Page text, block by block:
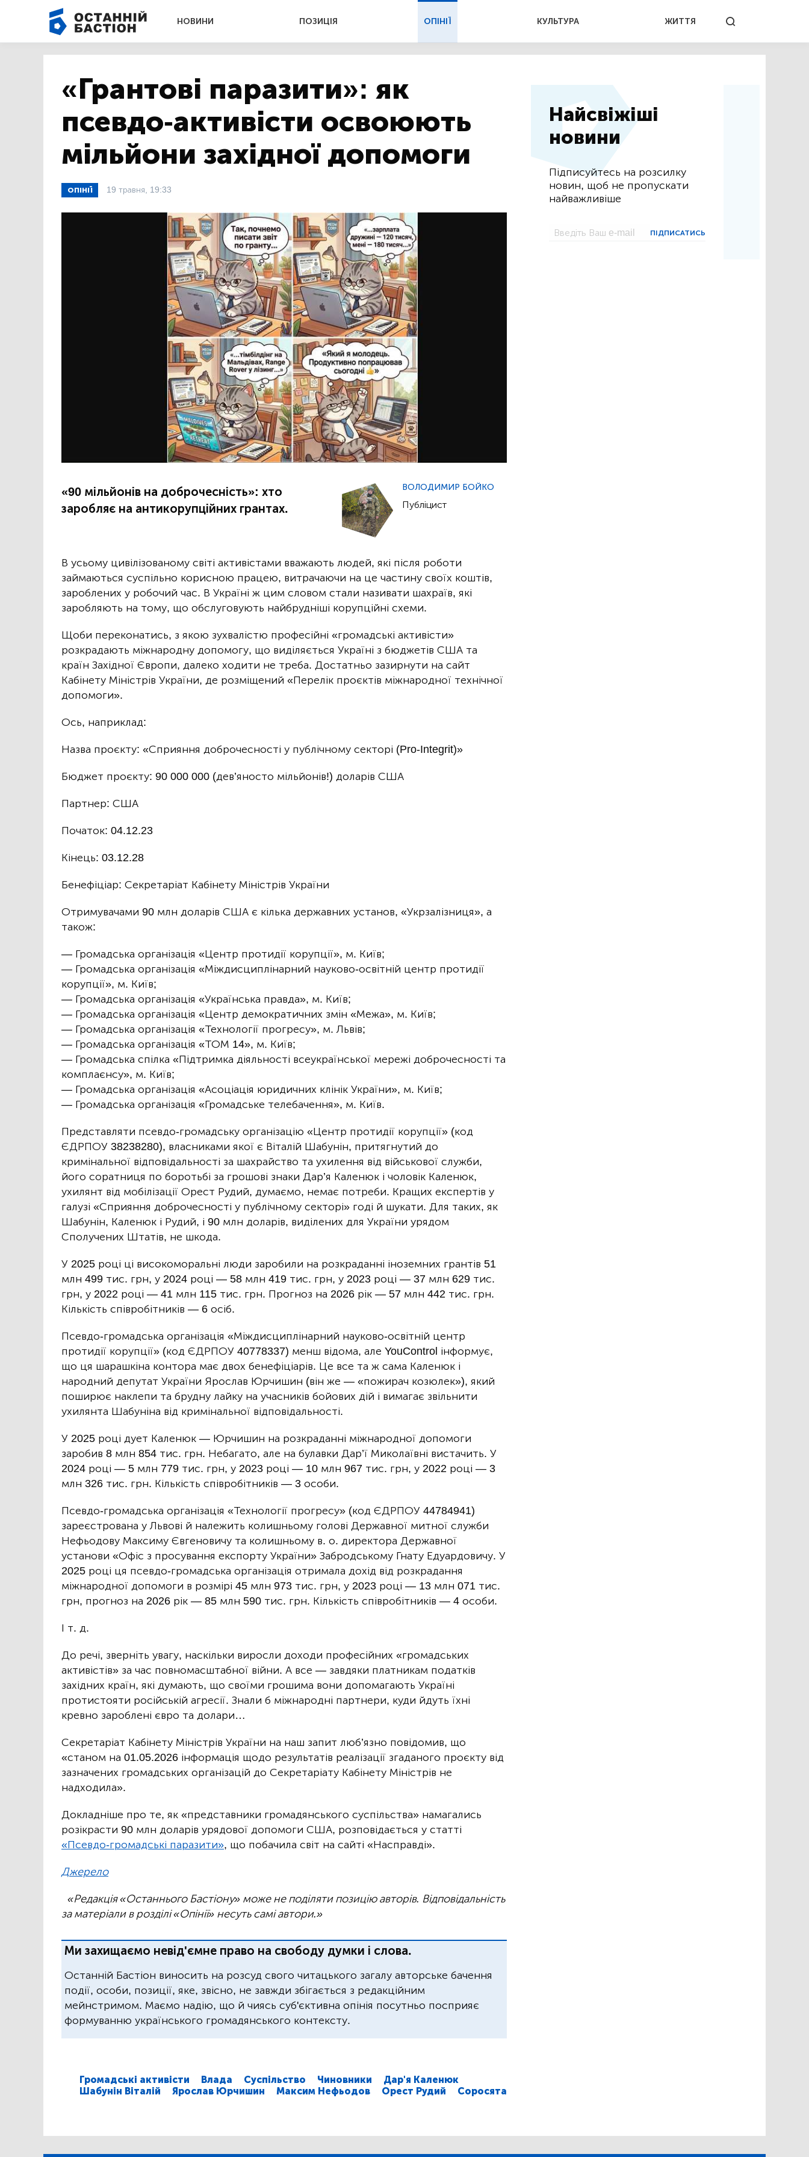
НОВИНИ ПОЗИЦІЯ ОПІНІЇ КУЛЬТУРА ЖИТТЯ
«Грантові паразити»: як
псевдо-активісти освоюють
мільйони західної допомоги
ОПІНІЇ 19 травня, 19:33
«90 мільйонів на доброчесність»: хто
заробляє на антикорупційних грантах.
ВОЛОДИМИР БОЙКО
Публіцист
В усьому цивілізованому світі активістами вважають людей, які після роботи
займаються суспільно корисною працею, витрачаючи на це частину своїх коштів,
зароблених у робочий час. В Україні ж цим словом стали називати шахраїв, які
заробляють на тому, що обслуговують найбрудніші корупційні схеми.
Щоби переконатись, з якою зухвалістю професійні «громадські активісти»
розкрадають міжнародну допомогу, що виділяється Україні з бюджетів США та
країн Західної Європи, далеко ходити не треба. Достатньо зазирнути на сайт
Кабінету Міністрів України, де розміщений «Перелік проєктів міжнародної технічної
допомоги».
Ось, наприклад:
Назва проєкту: «Сприяння доброчесності у публічному секторі (Pro-Integrit)»
Бюджет проєкту: 90 000 000 (дев’яносто мільйонів!) доларів США
Партнер: США
Початок: 04.12.23
Кінець: 03.12.28
Бенефіціар: Секретаріат Кабінету Міністрів України
Отримувачами 90 млн доларів США є кілька державних установ, «Укрзалізниця», а
також:
— Громадська організація «Центр протидії корупції», м. Київ;
— Громадська організація «Міждисциплінарний науково-освітній центр протидії
корупції», м. Київ;
— Громадська організація «Українська правда», м. Київ;
— Громадська організація «Центр демократичних змін «Межа», м. Київ;
— Громадська організація «Технології прогресу», м. Львів;
— Громадська організація «ТОМ 14», м. Київ;
— Громадська спілка «Підтримка діяльності всеукраїнської мережі доброчесності та
комплаєнсу», м. Київ;
— Громадська організація «Асоціація юридичних клінік України», м. Київ;
— Громадська організація «Громадське телебачення», м. Київ.
Представляти псевдо-громадську організацію «Центр протидії корупції» (код
ЄДРПОУ 38238280), власниками якої є Віталій Шабунін, притягнутий до
кримінальної відповідальності за шахрайство та ухилення від військової служби,
його соратниця по боротьбі за грошові знаки Дар’я Каленюк і чоловік Каленюк,
ухилянт від мобілізації Орест Рудий, думаємо, немає потреби. Кращих експертів у
галузі «Сприяння доброчесності у публічному секторі» годі й шукати. Для таких, як
Шабунін, Каленюк і Рудий, і 90 млн доларів, виділених для України урядом
Сполучених Штатів, не шкода.
У 2025 році ці високоморальні люди заробили на розкраданні іноземних грантів 51
млн 499 тис. грн, у 2024 році — 58 млн 419 тис. грн, у 2023 році — 37 млн 629 тис.
грн, у 2022 році — 41 млн 115 тис. грн. Прогноз на 2026 рік — 57 млн 442 тис. грн.
Кількість співробітників — 6 осіб.
Псевдо-громадська організація «Міждисциплінарний науково-освітній центр
протидії корупції» (код ЄДРПОУ 40778337) менш відома, але YouControl інформує,
що ця шарашкіна контора має двох бенефіціарів. Це все та ж сама Каленюк і
народний депутат України Ярослав Юрчишин (він же — «пожирач козюлек»), який
поширює наклепи та брудну лайку на учасників бойових дій і вимагає звільнити
ухилянта Шабуніна від кримінальної відповідальності.
У 2025 році дует Каленюк — Юрчишин на розкраданні міжнародної допомоги
заробив 8 млн 854 тис. грн. Небагато, але на булавки Дар’ї Миколаївні вистачить. У
2024 році — 5 млн 779 тис. грн, у 2023 році — 10 млн 967 тис. грн, у 2022 році — 3
млн 326 тис. грн. Кількість співробітників — 3 особи.
Псевдо-громадська організація «Технології прогресу» (код ЄДРПОУ 44784941)
зареєстрована у Львові й належить колишньому голові Державної митної служби
Нефьодову Максиму Євгеновичу та колишньому в. о. директора Державної
установи «Офіс з просування експорту України» Забродському Гнату Едуардовичу. У
2025 році ця псевдо-громадська організація отримала дохід від розкрадання
міжнародної допомоги в розмірі 45 млн 973 тис. грн, у 2023 році — 13 млн 071 тис.
грн, прогноз на 2026 рік — 85 млн 590 тис. грн. Кількість співробітників — 4 особи.
І т. д.
До речі, зверніть увагу, наскільки виросли доходи професійних «громадських
активістів» за час повномасштабної війни. А все — завдяки платникам податків
західних країн, які думають, що своїми грошима вони допомагають Україні
протистояти російській агресії. Знали б міжнародні партнери, куди йдуть їхні
кревно зароблені євро та долари…
Секретаріат Кабінету Міністрів України на наш запит люб’язно повідомив, що
«станом на 01.05.2026 інформація щодо результатів реалізації згаданого проєкту від
зазначених громадських організацій до Секретаріату Кабінету Міністрів не
надходила».
Докладніше про те, як «представники громадянського суспільства» намагались
розікрасти 90 млн доларів урядової допомоги США, розповідається у статті
«Псевдо-громадські паразити», що побачила світ на сайті «Насправді».
Джерело
«Редакція «Останнього Бастіону» може не поділяти позицію авторів. Відповідальність
за матеріали в розділі «Опінії» несуть самі автори.»
Ми захищаємо невід'ємне право на свободу думки і слова.
Останній Бастіон виносить на розсуд свого читацького загалу авторське бачення
події, особи, позиції, яке, звісно, не завжди збігається з редакційним
мейнстримом. Маємо надію, що й чиясь суб'єктивна опінія посутньо посприяє
формуванню українського громадянського контексту.
Громадські активісти Влада Суспільство Чиновники
Дар'я Каленюк
Шабунін Віталій
Ярослав Юрчишин Максим Нефьодов Орест Рудий Соросята
Найсвіжіші
новини
Підписуйтесь на розсилку
новин, щоб не пропускати
найважливіше
ПІДПИСАТИСЬ